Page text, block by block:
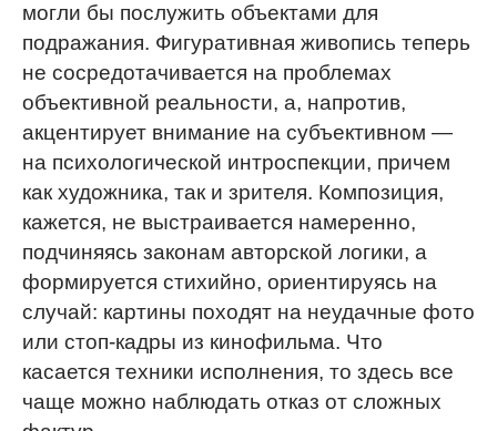
могли бы послужить объектами для
подражания. Фигуративная живопись теперь
не сосредотачивается на проблемах
объективной реальности, а, напротив,
акцентирует внимание на субъективном —
на психологической интроспекции, причем
как художника, так и зрителя. Композиция,
кажется, не выстраивается намеренно,
подчиняясь законам авторской логики, а
формируется стихийно, ориентируясь на
случай: картины походят на неудачные фото
или стоп-кадры из кинофильма. Что
касается техники исполнения, то здесь все
чаще можно наблюдать отказ от сложных